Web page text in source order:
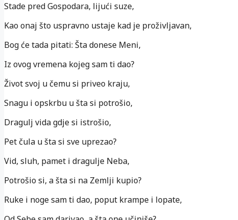
Stade pred Gospodara, lijući suze,
Kao onaj što uspravno ustaje kad je proživljavan,
Bog će tada pitati: Šta donese Meni,
Iz ovog vremena kojeg sam ti dao?
Život svoj u čemu si priveo kraju,
Snagu i opskrbu u šta si potrošio,
Dragulj vida gdje si istrošio,
Pet čula u šta si sve uprezao?
Vid, sluh, pamet i dragulje Neba,
Potrošio si, a šta si na Zemlji kupio?
Ruke i noge sam ti dao, poput krampe i lopate,